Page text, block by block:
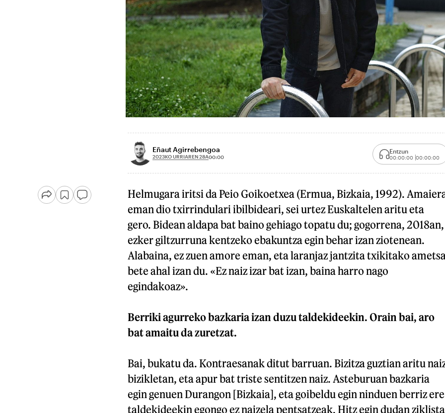
Eñaut Agirrebengoa
2023KO URRIAREN 28A00:00
Entzun
00:00:00 00:00:00
Helmugara iritsi da Peio Goikoetxea (Ermua, Bizkaia, 1992).
eman dio txirrindulari ibilbideari, sei urtez Euskaltelen aritu eta
gero. Bidean aldapa bat baino gehiago topatu du; gogorrena, 2018an,
ezker giltzurruna kentzeko ebakuntza egin behar izan ziotenean.
Alabaina, ez zuen amore eman, eta laranjaz jantzita txikitako
bete ahal izan du. «Ez naiz izar bat izan, baina harro nago
egindakoaz».
Berriki agurreko bazkaria izan duzu taldekideekin. Orain bai, aro
bat amaitu da zuretzat.
Bai, bukatu da. Kontraesanak ditut barruan. Bizitza guztian aritu
bizikletan, eta apur bat triste sentitzen naiz. Asteburuan bazkaria
egin genuen Durangon [Bizkaia], eta goibeldu egin ninduen berriz ere
taldekideekin egongo ez naizela pentsatzeak. Hitz egin dudan ziklista